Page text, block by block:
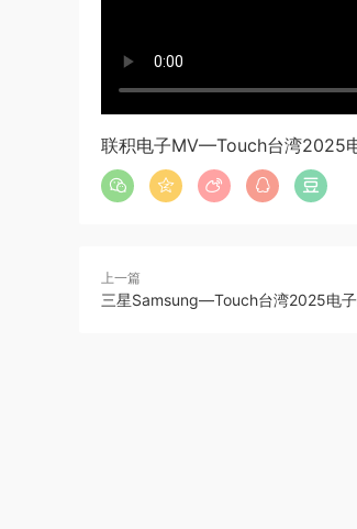
联积电子MV—Touch台湾2025
上一篇
三星Samsung—Touch台湾2025电